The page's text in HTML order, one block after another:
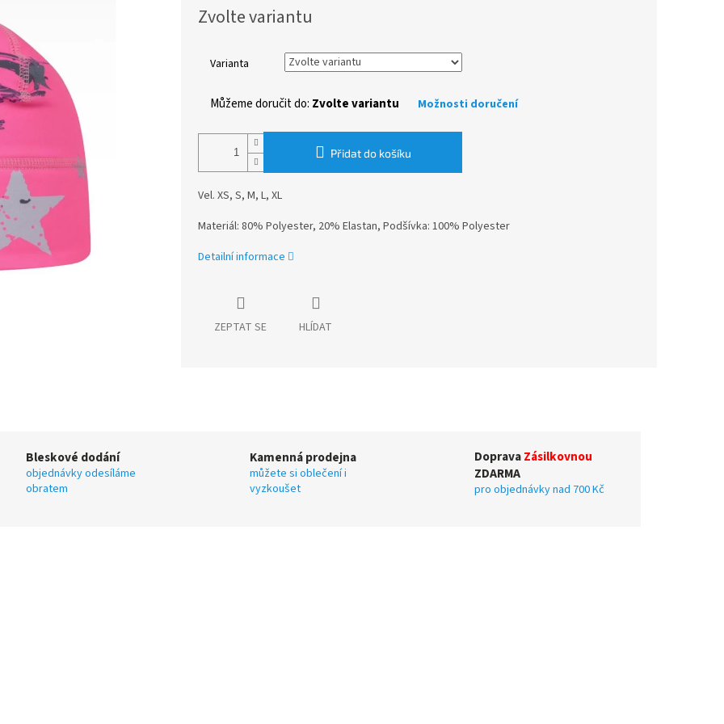
cena:
Zvolte variantu
Varianta
Můžeme doručit do: Zvolte variantu Možnosti doručení
Přidat do košíku
Vel. XS, S, M, L, XL
Materiál: 80% Polyester, 20% Elastan, Podšívka: 100% Polyester
Detailní informace
ZEPTAT SE HLÍDAT
Bleskové dodání
objednávky odesíláme
obratem
Kamenná prodejna
můžete si oblečení i
vyzkoušet
DopravaZásilkovnou
ZDARMA
pro objednávky nad 700 Kč